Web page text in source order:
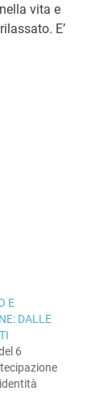
vita e
E’
E
DALLE
6